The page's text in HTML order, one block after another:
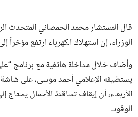
قال المستشار محمد الحمصاني المتحدث
الوزراء، إن استهلاك الكهرباء ارتفع مؤخراً إلى 36.9 ألف
وأضاف خلال مداخلة هاتفية مع برنامج
يستضيفه الإعلامي أحمد موسى، على شاشة
الأربعاء، أن إيقاف تساقط الأحمال يحتاج
الوقود.